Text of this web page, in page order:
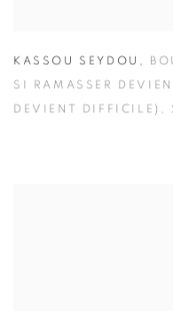
KASSOU SEYDOU ,
SI RAMASSER
DEVIENT DIFFICILE) ,